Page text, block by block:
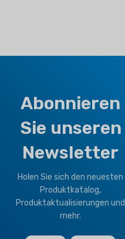
Abonnieren
Sie unseren
Newsletter
Holen Sie sich den neuesten
Produktkatalog,
Produktaktualisierungen und
mehr.